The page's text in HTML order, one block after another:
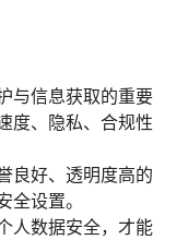
与信息获取的重要
度、隐私、合规性
良好、透明度高的
设置。
人数据安全，才能